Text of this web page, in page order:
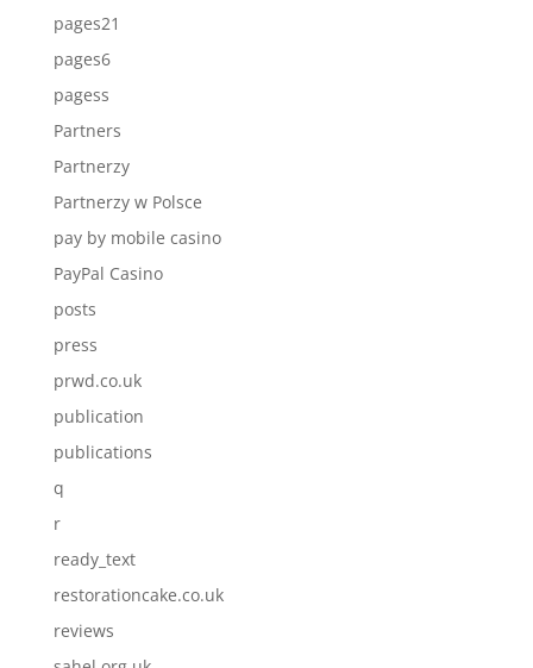
pages21
pages6
pagess
Partners
Partnerzy
Partnerzy w Polsce
pay by mobile casino
PayPal Casino
posts
press
prwd.co.uk
publication
publications
q
r
ready_text
restorationcake.co.uk
reviews